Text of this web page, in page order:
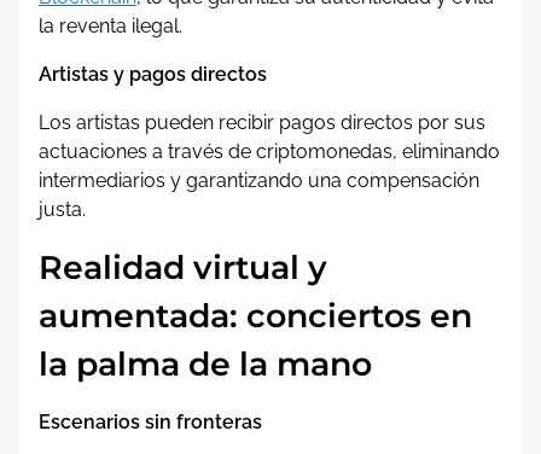
la reventa ilegal.
Artistas y pagos directos
Los artistas pueden recibir pagos directos por sus
actuaciones a través de criptomonedas, eliminando
intermediarios y garantizando una compensación
justa.
Realidad virtual y
aumentada: conciertos en
la palma de la mano
Escenarios sin fronteras